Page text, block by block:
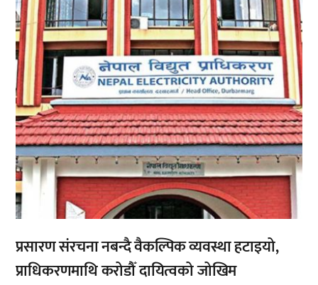
प्रसारण संरचना नबन्दै वैकल्पिक व्यवस्था हटाइयो,
प्राधिकरणमाथि करोडौँ दायित्वको जोखिम